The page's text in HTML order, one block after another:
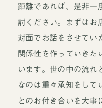
距離であれば、是非一
討ください。まずはお
対面でお話をさせてい
関係性を作っていきた
います。世の中の流れ
なのは重々承知をして
とのお付き合いを大事